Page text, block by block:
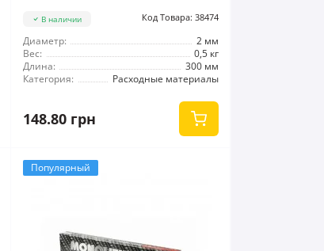
В наличии Код Товара: 38474
Диаметр:
2 мм
Вес:
0,5 кг
Длина:
300 мм
Категория:
Расходные материалы
148.80 грн
Популярный